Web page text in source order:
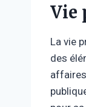
Vie
La vie
des